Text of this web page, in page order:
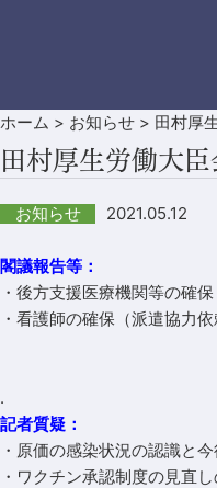
ホーム > お知らせ > 田村厚
田村厚生労働大
お知らせ 2021.05.12
閣議報告等：
・後方支援医療機関等の確
・看護師の確保（派遣協力依
.
記者質疑：
・原価の感染状況の認識と
・ワクチン承認制度の見直